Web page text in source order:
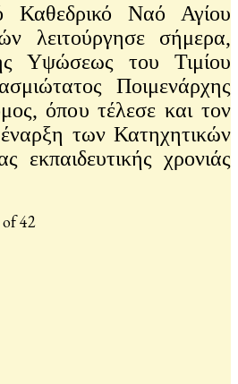
Ναό Αγίου
λειτούργησε σήμερα,
Υψώσεως του Τιμίου
Ποιμενάρχης
όπου τέλεσε και τον
των Κατηχητικών
εκπαιδευτικής χρονιάς